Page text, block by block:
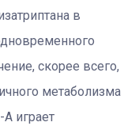
в
скорее всего,
метаболизма
играет